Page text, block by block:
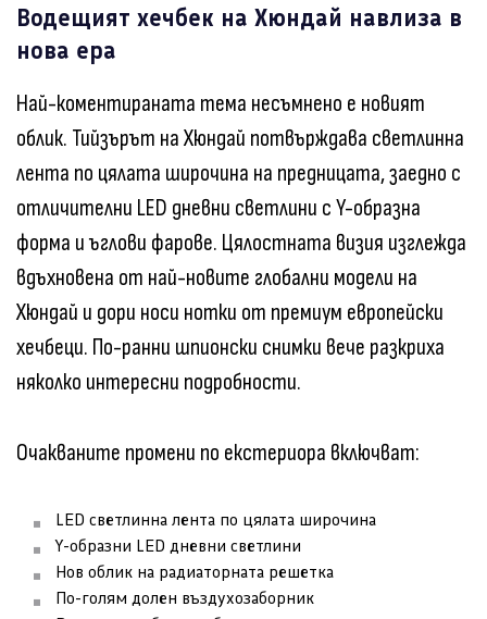
Водещият хечбек на Хюндай навлиза в
нова ера
Най-коментираната тема несъмнено е новият
облик. Тийзърът на Хюндай потвърждава светлинна
лента по цялата широчина на предницата, заедно с
отличителни LED дневни светлини с Y-образна
форма и ъглови фарове. Цялостната визия изглежда
вдъхновена от най-новите глобални модели на
Хюндай и дори носи нотки от премиум европейски
хечбеци. По-ранни шпионски снимки вече разкриха
няколко интересни подробности.
Очакваните промени по екстериора включват:
LED светлинна лента по цялата широчина
Y-образни LED дневни светлини
Нов облик на радиаторната решетка
По-голям долен въздухозаборник